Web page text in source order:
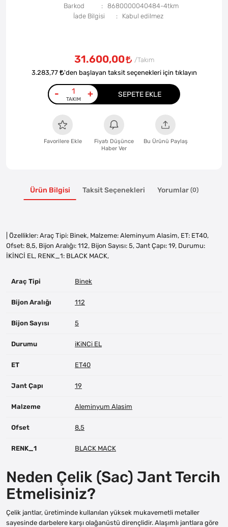
Barkod
8680000040484-4tkm
İade Bilgisi
31.600,00
3.283,77 'den başlayan taksit seçenekleri için tıklayın
- + SEPETE EKLE
Favorilere Ekle
Fiyatı Düşünce
Haber Ver
Bu Ürünü Paylaş
Ürün Bilgisi Taksit Seçenekleri Yorumlar (0)
| Özellikler: Araç Tipi: Binek, Malzeme: Aleminyum Alasim, ET: ET40,
Ofset: 8,5, Bijon Aralığı: 112, Bijon Sayısı: 5, Jant Çapı: 19, Durumu:
İKİNCİ EL, RENK_1: BLACK MACK,
Araç Tipi Binek
Bijon Aralığı 112
Bijon Sayısı 5
Durumu iKiNCi EL
ET ET40
Jant Çapı 19
Malzeme Aleminyum Alasim
Ofset 8,5
RENK_1 BLACK MACK
Neden Çelik (Sac) Jant Tercih
Etmelisiniz?
Çelik jantlar, üretiminde kullanılan yüksek mukavemetli metaller
sayesinde darbelere karşı olağanüstü dirençlidir. Alaşımlı jantlara göre